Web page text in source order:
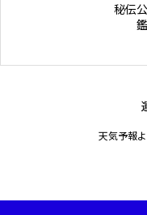
秘伝
天気予報